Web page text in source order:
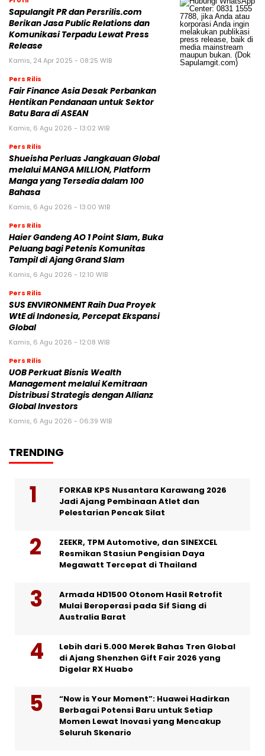
Sapulangit PR dan Persrilis.com
Berikan Jasa Public Relations dan
Komunikasi Terpadu Lewat Press
Release
Kamis, 24 Apr 2025 - 08:25 WIB
Pers Rilis
Fair Finance Asia Desak Perbankan
Hentikan Pendanaan untuk Sektor
Batu Bara di ASEAN
Kamis, 6 Agu 2026 - 13:02 WIB
Pers Rilis
Shueisha Perluas Jangkauan Global
melalui MANGA MILLION, Platform
Manga yang Tersedia dalam 100
Bahasa
Kamis, 6 Agu 2026 - 13:00 WIB
Pers Rilis
Haier Gandeng AO 1 Point Slam, Buka
Peluang bagi Petenis Komunitas
Tampil di Ajang Grand Slam
Kamis, 6 Agu 2026 - 12:10 WIB
Pers Rilis
SUS ENVIRONMENT Raih Dua Proyek
WtE di Indonesia, Percepat Ekspansi
Global
Kamis, 6 Agu 2026 - 12:08 WIB
Pers Rilis
UOB Perkuat Bisnis Wealth
Management melalui Kemitraan
Distribusi Strategis dengan Allianz
Global Investors
Kamis, 6 Agu 2026 - 06:39 WIB
TRENDING
FORKAB KPS Nusantara Karawang 2026
Jadi Ajang Pembinaan Atlet dan
Pelestarian Pencak Silat
ZEEKR, TPM Automotive, dan SINEXCEL
Resmikan Stasiun Pengisian Daya
Megawatt Tercepat di Thailand
Armada HD1500 Otonom Hasil Retrofit
Mulai Beroperasi pada Sif Siang di
Australia Barat
Lebih dari 5.000 Merek Bahas Tren Global
di Ajang Shenzhen Gift Fair 2026 yang
Digelar RX Huabo
“Now is Your Moment”: Huawei Hadirkan
Berbagai Potensi Baru untuk Setiap
Momen Lewat Inovasi yang Mencakup
Seluruh Skenario